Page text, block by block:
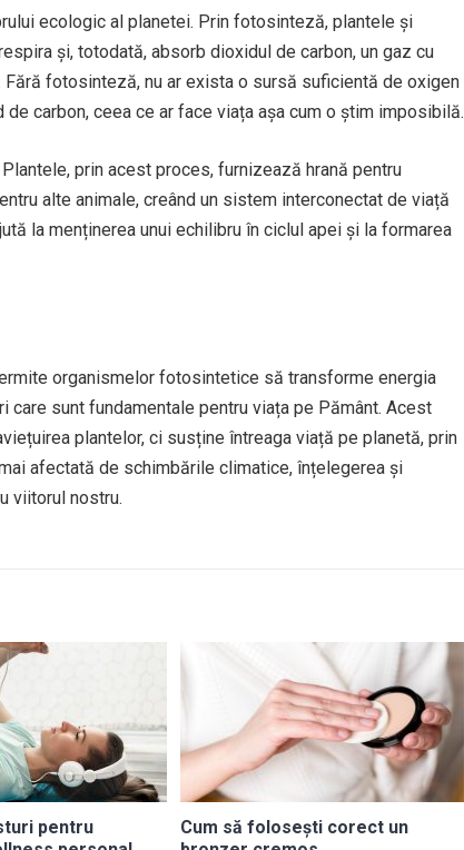
ecologic al planetei. Prin fotosinteză, plantele și
și, totodată, absorb dioxidul de carbon, un gaz cu
fotosinteză, nu ar exista o sursă suficientă de oxigen
carbon, ceea ce ar face viața așa cum o știm imposibilă.
prin acest proces, furnizează hrană pentru
alte animale, creând un sistem interconectat de viață
la menținerea unui echilibru în ciclul apei și la formarea
organismelor fotosintetice să transforme energia
care sunt fundamentale pentru viața pe Pământ. Acest
plantelor, ci susține întreaga viață pe planetă, prin
afectată de schimbările climatice, înțelegerea și
viitorul nostru.
pentru
Cum să folosești corect un